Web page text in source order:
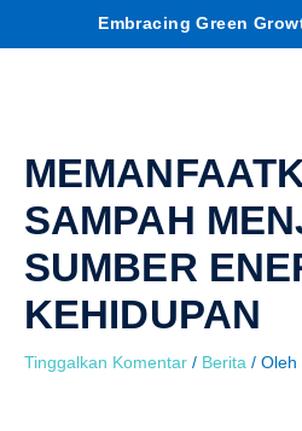
Embracing Green
SAMPAH
SUMBER
KEHIDUPAN
Tinggalkan Komentar / Berita / Oleh